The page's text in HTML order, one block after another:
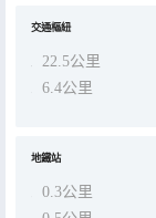
交通樞紐
22.5公里
6.4公里
地鐵站
0.3公里